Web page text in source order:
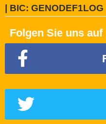
| BIC: GENODEF1LOG
Folgen Sie uns auf